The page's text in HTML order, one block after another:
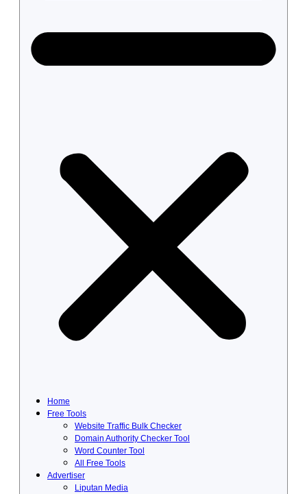
Home
Free Tools
Website Traffic Bulk Checker
Domain Authority Checker Tool
Word Counter Tool
All Free Tools
Advertiser
Liputan Media